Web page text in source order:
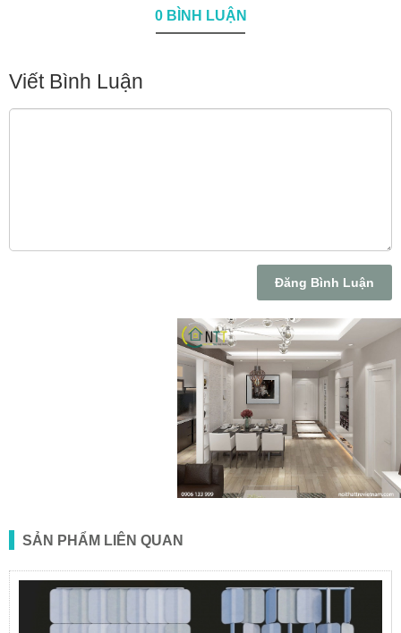
0 BÌNH LUẬN
Viết Bình Luận
Đăng Bình Luận
SẢN PHẨM LIÊN QUAN